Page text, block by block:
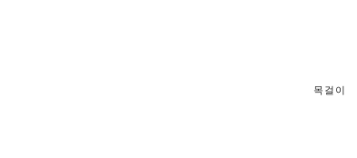
목걸이